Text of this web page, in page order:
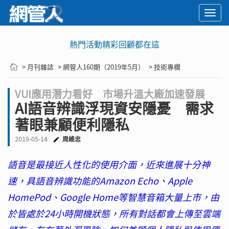
熱門活動精彩回顧都在這
> 月刊雜誌 > 網管人160期（2019年5月） > 技術專欄
VUI應用潛力看好 市場升溫大廠加速發展
AI語音辨識浮現資安隱憂 需求
著眼兼顧便利隱私
2019-05-14 周維忠
語音是最接近人性化的使用介面，近來進展十分神
速，具語音辨識功能的Amazon Echo、Apple
HomePod、Google Home等智慧音箱大量上市，由
於皆處於24小時開機狀態，所有對話都會上傳至雲端